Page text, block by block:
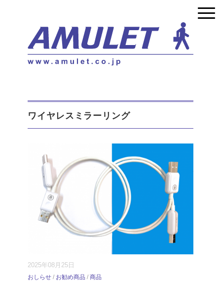
ワイヤレスミラーリング
2025年08月25日
おしらせ / お勧め商品 / 商品